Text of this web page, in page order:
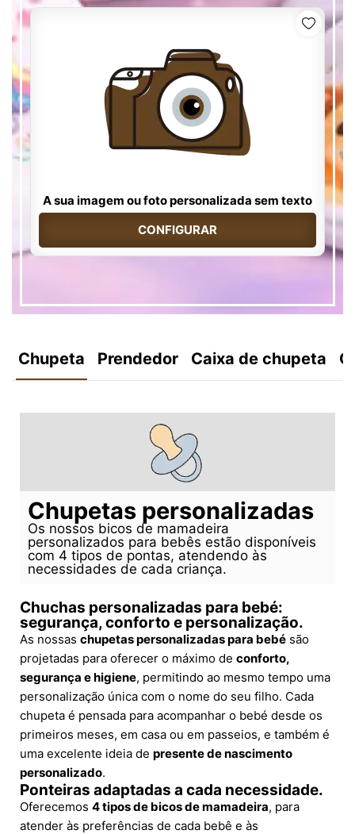
A sua imagem ou foto personalizada sem texto
CONFIGURAR
Chupeta Prendedor Caixa de chupeta
Chupetas personalizadas
Os nossos bicos de mamadeira
personalizados para bebês estão disponíveis
com 4 tipos de pontas, atendendo às
necessidades de cada criança.
Chuchas personalizadas para bebé:
segurança, conforto e personalização.
As nossas chupetas personalizadas para bebé são
projetadas para oferecer o máximo de conforto,
segurança e higiene, permitindo ao mesmo tempo uma
personalização única com o nome do seu filho. Cada
chupeta é pensada para acompanhar o bebé desde os
primeiros meses, em casa ou em passeios, e também é
uma excelente ideia de presente de nascimento
personalizado.
Ponteiras adaptadas a cada necessidade.
Oferecemos 4 tipos de bicos de mamadeira, para
atender às preferências de cada bebê e às